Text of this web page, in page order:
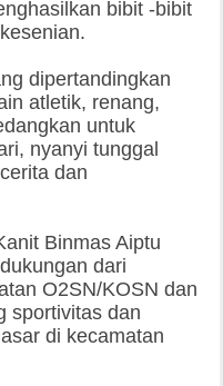
bibit -bibit
dipertandingkan
atletik, renang,
untuk
nyanyi tunggal
dan
Binmas Aiptu
dari
O2SN/KOSN dan
sportivitas dan
di kecamatan